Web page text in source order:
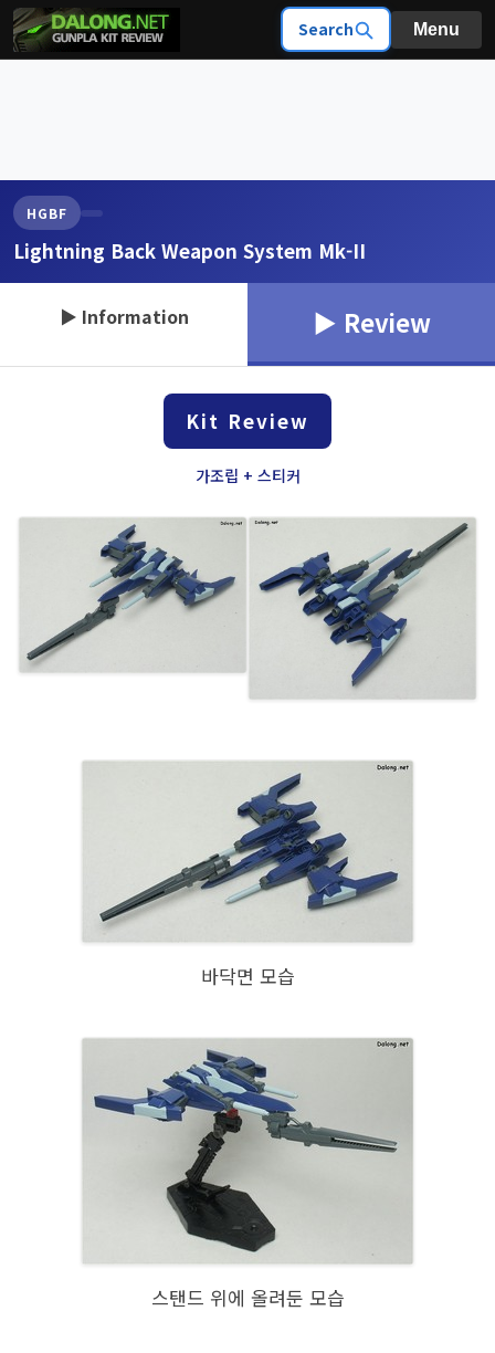
Search Menu
HGBF
Lightning Back Weapon System Mk-II
▶ Information ▶ Review
Kit Review
가조립 + 스티커
바닥면 모습
스탠드 위에 올려둔 모습